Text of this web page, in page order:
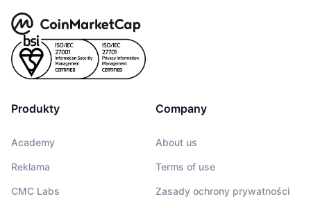
Produkty
Academy
Reklama
CMC Labs
Company
About us
Terms of use
Zasady ochrony prywatności